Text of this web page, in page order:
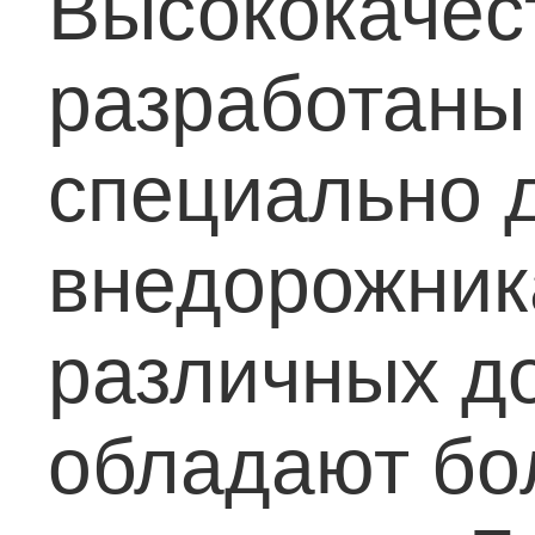
специально
различных
обладают